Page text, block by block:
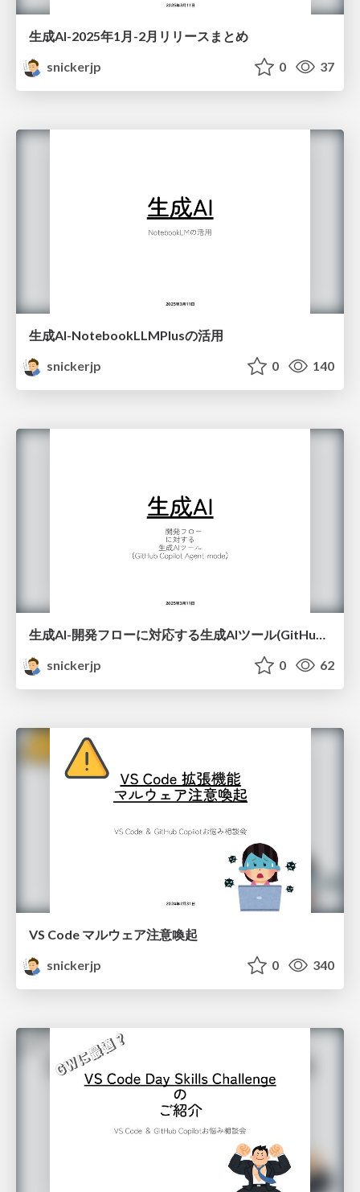
生成AI-2025年1月-2月リリースまとめ
snickerjp
0 37
生成AI-NotebookLLMPlusの活用
snickerjp
0 140
生成AI-開発フローに対応する生成AIツール(GitHub Copilot Agent-mode)
snickerjp
0 62
VS Code マルウェア注意喚起
snickerjp
0 340